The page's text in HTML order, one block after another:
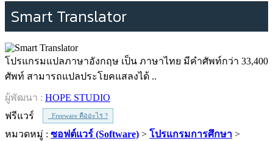
Smart Translator
โปรแกรมแปลภาษาอังกฤษ เป็น ภาษาไทย มีคำศัพท์กว่า 33,400
ศัพท์ สามารถแปลประโยคแสลงได้ ..
ผู้พัฒนา : HOPE STUDIO
ฟรีแวร์
Freeware คืออะไร ?
หมวดหมู่ : ซอฟต์แวร์ (Software) > โปรแกรมการศึกษา >